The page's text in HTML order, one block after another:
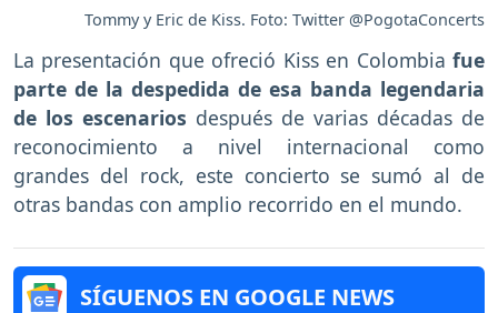
Tommy y Eric de Kiss. Foto: Twitter @PogotaConcerts
La presentación que ofreció Kiss en Colombia fue
parte de la despedida de esa banda legendaria
de los escenarios después de varias décadas de
reconocimiento a nivel internacional como
grandes del rock, este concierto se sumó al de
otras bandas con amplio recorrido en el mundo.
SÍGUENOS EN GOOGLE NEWS